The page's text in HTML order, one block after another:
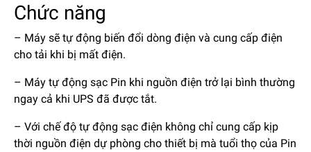
Chức năng
– Máy sẽ tự động biến đổi dòng điện và cung cấp điện
cho tải khi bị mất điện.
– Máy tự động sạc Pin khi nguồn điện trở lại bình thường
ngay cả khi UPS đã được tắt.
– Với chế độ tự động sạc điện không chỉ cung cấp kịp
thời nguồn điện dự phòng cho thiết bị mà tuổi thọ của Pin